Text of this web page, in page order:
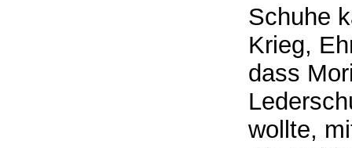
Schuhe
Krieg,
dass
wollte,